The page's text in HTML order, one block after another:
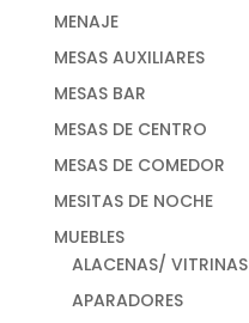
MENAJE
MESAS AUXILIARES
MESAS BAR
MESAS DE CENTRO
MESAS DE COMEDOR
MESITAS DE NOCHE
MUEBLES
ALACENAS/ VITRINAS
APARADORES